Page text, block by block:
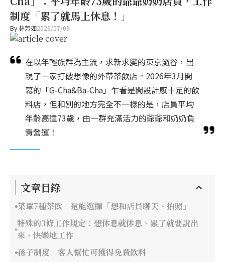
制度「累了就馬上休息！」
By林芳如2026/07/09
在以年輕族群為主流，求新求變的東京澀谷，出
現了一家打破想像的外帶茶飲店。2026年3月開
幕的「G-Cha&Ba-Cha」乍看是間設計感十足的飲
料店，但和別的地方完全不一樣的是，店員平均
年齡高達73歲，由一群充滿活力的爺爺和奶奶負
責營運！
文章目錄
菜單7種茶飲 還能選擇「想和店員聊天、拍照」
特殊的3條工作規定：想休息就休息、累了就要說出
來、快樂地工作
孫子制度 客人幫忙可獲得免費飲料